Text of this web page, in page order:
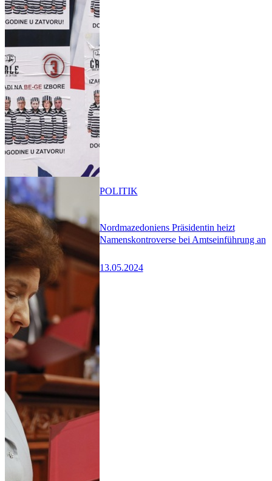
Nordmazedoniens Präsidentin heizt
Namenskontroverse bei Amtseinführung an
13.05.2024
POLITIK